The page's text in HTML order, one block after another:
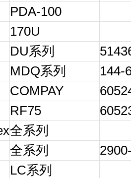
PDA-100
170U
DU系列
MDQ系列
144-
COMPAY
RF75
全系列
全系列
LC系列